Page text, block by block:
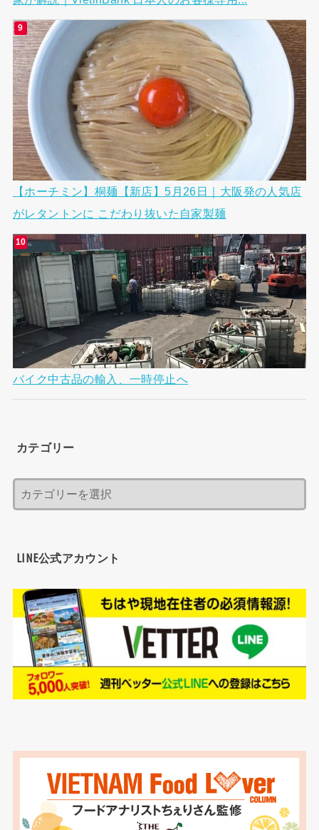
【ホーチミン】桐麺【新店】5月26日｜大阪発の人気店
がレタントンに こだわり抜いた自家製麺
バイク中古品の輸入、一時停止へ
カテゴリー
LINE公式アカウント